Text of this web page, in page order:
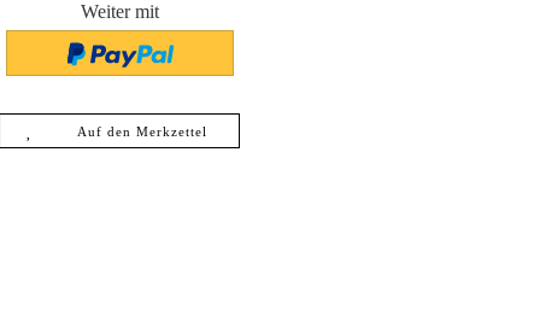
Weiter mit
Auf den Merkzettel